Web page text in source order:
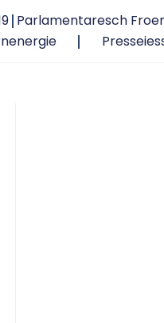
Parlamentaresch